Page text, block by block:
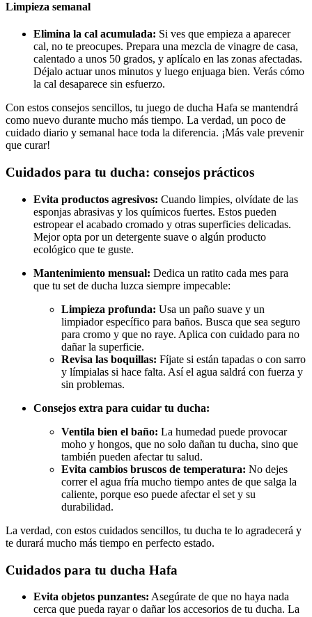
Limpieza semanal
Elimina la cal acumulada: Si ves que empieza a aparecer
cal, no te preocupes. Prepara una mezcla de vinagre de casa,
calentado a unos 50 grados, y aplícalo en las zonas afectadas.
Déjalo actuar unos minutos y luego enjuaga bien. Verás cómo
la cal desaparece sin esfuerzo.
Con estos consejos sencillos, tu juego de ducha Hafa se mantendrá
como nuevo durante mucho más tiempo. La verdad, un poco de
cuidado diario y semanal hace toda la diferencia. ¡Más vale prevenir
que curar!
Cuidados para tu ducha: consejos prácticos
Evita productos agresivos: Cuando limpies, olvídate de las
esponjas abrasivas y los químicos fuertes. Estos pueden
estropear el acabado cromado y otras superficies delicadas.
Mejor opta por un detergente suave o algún producto
ecológico que te guste.
Mantenimiento mensual: Dedica un ratito cada mes para
que tu set de ducha luzca siempre impecable:
Limpieza profunda: Usa un paño suave y un
limpiador específico para baños. Busca que sea seguro
para cromo y que no raye. Aplica con cuidado para no
dañar la superficie.
Revisa las boquillas: Fíjate si están tapadas o con sarro
y límpialas si hace falta. Así el agua saldrá con fuerza y
sin problemas.
Consejos extra para cuidar tu ducha:
Ventila bien el baño: La humedad puede provocar
moho y hongos, que no solo dañan tu ducha, sino que
también pueden afectar tu salud.
Evita cambios bruscos de temperatura: No dejes
correr el agua fría mucho tiempo antes de que salga la
caliente, porque eso puede afectar el set y su
durabilidad.
La verdad, con estos cuidados sencillos, tu ducha te lo agradecerá y
te durará mucho más tiempo en perfecto estado.
Cuidados para tu ducha Hafa
Evita objetos punzantes: Asegúrate de que no haya nada
cerca que pueda rayar o dañar los accesorios de tu ducha. La